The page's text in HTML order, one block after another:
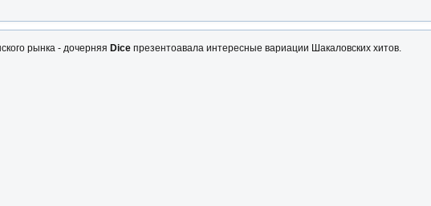
рынка - дочерняя Diceпрезентоавала интересные вариации Шакаловских хитов.